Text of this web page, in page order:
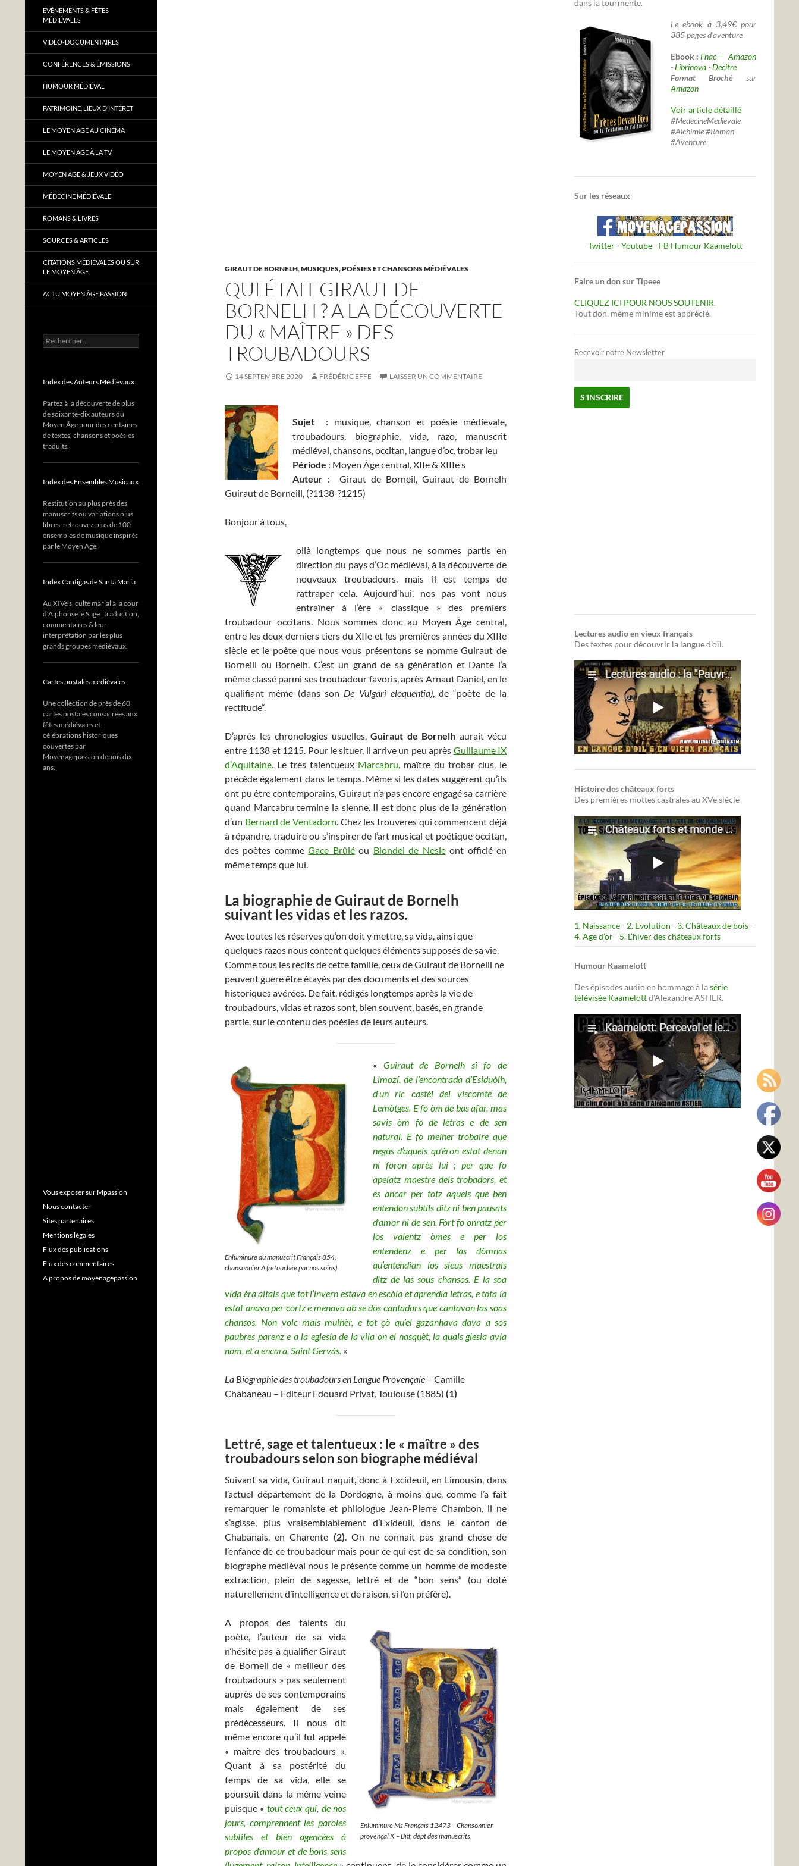
GIRAUT DE BORNELH,MUSIQUES, POÉSIES ET CHANSONS MÉDIÉVALES
QUI ÉTAIT GIRAUT DE
BORNELH ? A LA DÉCOUVERTE
DU « MAÎTRE » DES
TROUBADOURS
14 SEPTEMBRE 2020 FRÉDÉRIC EFFE LAISSER UN COMMENTAIRE
Sujet
: musique, chanson et poésie médiévale,
troubadours, biographie, vida, razo, manuscrit
médiéval, chansons, occitan, langue d’oc, trobar leu
Période : Moyen Âge central, XIIe & XIIIe s
Auteur : Giraut de Borneil, Guiraut de Bornelh
Guiraut de Borneill, (?1138-?1215)
Bonjour à tous,
oilà longtemps que nous ne sommes partis en
direction du pays d’Oc médiéval, à la découverte de
nouveaux troubadours, mais il est temps de
rattraper cela. Aujourd’hui, nos pas vont nous
entraîner à l’ère « classique » des premiers
troubadour occitans. Nous sommes donc au Moyen Âge central,
entre les deux derniers tiers du XIIe et les premières années du XIIIe
siècle et le poète que nous vous présentons se nomme Guiraut de
Borneill ou Bornelh. C’est un grand de sa génération et Dante l’a
même classé parmi ses troubadour favoris, après Arnaut Daniel, en le
qualifiant même (dans son De Vulgari eloquentia), de “poète de la
rectitude“.
D’aprés les chronologies usuelles, Guiraut de Bornelh aurait vécu
entre 1138 et 1215. Pour le situer, il arrive un peu après Guillaume IX
d’Aquitaine. Le très talentueux Marcabru, maître du trobar clus, le
précède également dans le temps. Même si les dates suggèrent qu’ils
ont pu être contemporains, Guiraut n’a pas encore engagé sa carrière
quand Marcabru termine la sienne. Il est donc plus de la génération
d’un Bernard de Ventadorn. Chez les trouvères qui commencent déjà
à répandre, traduire ou s’inspirer de l’art musical et poétique occitan,
des poètes commeGace Brûléou Blondel de Nesleont officié en
même temps que lui.
La biographie de Guiraut de Bornelh
suivant les vidas et les razos.
Avec toutes les réserves qu’on doit y mettre, sa vida, ainsi que
quelques razos nous content quelques éléments supposés de sa vie.
Comme tous les récits de cette famille, ceux de Guiraut de Borneill ne
peuvent guère être étayés par des documents et des sources
historiques avérées. De fait, rédigés longtemps après la vie de
troubadours, vidas et razos sont, bien souvent, basés, en grande
partie, sur le contenu des poésies de leurs auteurs.
Enluminure du manuscrit Français854,
chansonnier A(retouchée par nos soins).
« Guiraut de Bornelh si fo de
Limozí, de l’encontrada d’Esiduòlh,
d’un ric castèl del viscomte de
Lemòtges. E fo òm de bas afar, mas
savis òm fo de letras e de sen
natural. E fo mèlher trobaire que
negús d’aquels qu’èron estat denan
ni foron après lui ; per que fo
apelatz maestre dels trobadors, et
es ancar per totz aquels que ben
entendon subtils ditz ni ben pausats
d’amor ni de sen. Fòrt fo onratz per
los valentz òmes e per los
entendenz e per las dòmnas
qu’entendian los sieus maestrals
ditz de las sous chansos. E la soa
vida èra aitals que tot l’invern estava en escòla et aprendia letras, e tota la
estat anava per cortz e menava ab se dos cantadors que cantavon las soas
chansos. Non volc mais mulhèr, e tot çò qu’el gazanhava dava a sos
paubres parenz e a la eglesia de la vila on el nasquèt, la quals glesia avia
nom, et a encara, Saint Gervàs. «
La Biographie des troubadours en Langue Provençale – Camille
Chabaneau – Editeur Edouard Privat, Toulouse (1885) (1)
Lettré, sage et talentueux : le « maître » des
troubadours selon son biographe médiéval
Suivant sa vida, Guiraut naquit, donc à Excideuil, en Limousin, dans
l’actuel département de la Dordogne, à moins que, comme l’a fait
remarquer le romaniste et philologue Jean-Pierre Chambon, il ne
s’agisse, plus vraisemblablement d’Exideuil, dans le canton de
Chabanais, en Charente (2). On ne connait pas grand chose de
l’enfance de ce troubadour mais pour ce qui est de sa condition, son
biographe médiéval nous le présente comme un homme de modeste
extraction, plein de sagesse, lettré et de “bon sens” (ou doté
naturellement d’intelligence et de raison, si l’on préfère).
Enluminure Ms Français 12473 – Chansonnier
provençal K – Bnf, dept des manuscrits
A propos des talents du
poète, l’auteur de sa vida
n’hésite pas à qualifier Giraut
de Borneil de « meilleur des
troubadours » pas seulement
auprès de ses contemporains
mais également de ses
prédécesseurs. Il nous dit
même encore qu’il fut appelé
« maître des troubadours ».
Quant à sa postérité du
temps de sa vida, elle se
poursuit dans la même veine
puisque « tout ceux qui, de nos
jours, comprennent les paroles
subtiles et bien agencées à
propos d’amour et de bons sens
dans la tourmente.
Le ebook à 3,49€ pour
385 pages d'aventure
Ebook :Fnac – Amazon
-Librinova-Decitre
Format Broché sur
Amazon
Voir article détaillé
#MedecineMedievale
#Alchimie #Roman
#Aventure
Sur les réseaux
Twitter- Youtube- FB Humour Kaamelott
Faire un don sur Tipeee
CLIQUEZ ICI POUR NOUS SOUTENIR.
Tout don, même minime est apprécié.
Recevoir notre Newsletter
Lectures audio en vieux français
Des textes pour découvrir la langue d'oïl.
Histoire des châteaux forts
Des premières mottes castrales au XVe siècle
1. Naissance- 2. Evolution - 3. Châteaux de bois-
4. Age d’or- 5. L’hiver des châteaux forts
Humour Kaamelott
Des épisodes audio en hommage à lasérie
télévisée Kaamelottd'Alexandre ASTIER.
EVÈNEMENTS & FÊTES
MÉDIÉVALES
VIDÉO-DOCUMENTAIRES
CONFÉRENCES & ÉMISSIONS
HUMOUR MÉDIÉVAL
PATRIMOINE, LIEUX D’INTÉRÊT
LE MOYEN ÂGE AU CINÉMA
LE MOYEN ÂGE À LA TV
MOYEN ÂGE & JEUX VIDÉO
MÉDECINE MÉDIÉVALE
ROMANS & LIVRES
SOURCES & ARTICLES
CITATIONS MÉDIÉVALES OU SUR
LE MOYEN ÂGE
ACTU MOYEN ÂGE PASSION
Rechercher :
Index des Auteurs Médiévaux
Partez à la découverte de plus
de soixante-dix auteurs du
Moyen Âge pour des centaines
de textes, chansons et poésies
traduits.
Index des Ensembles Musicaux
Restitution au plus près des
manuscrits ou variations plus
libres, retrouvez plus de 100
ensembles de musique inspirés
par le Moyen Âge.
Index Cantigas de Santa Maria
Au XIVe s, culte marial à la cour
d’Alphonse le Sage : traduction,
commentaires & leur
interprétation par les plus
grands groupes médiévaux.
Cartes postales médiévales
Une collection de près de 60
cartes postales consacrées aux
fêtes médiévales et
célébrations historiques
couvertes par
Moyenagepassion depuis dix
ans.
Vous exposer sur Mpassion
Nous contacter
Sites partenaires
Mentions légales
Flux des publications
Flux des commentaires
A propos de moyenagepassion